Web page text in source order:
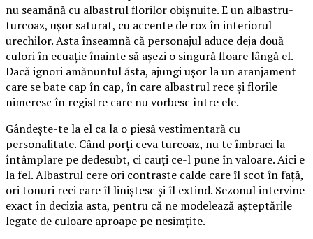
nu seamănă cu albastrul florilor obișnuite. E un albastru-
turcoaz, ușor saturat, cu accente de roz în interiorul
urechilor. Asta înseamnă că personajul aduce deja două
culori în ecuație înainte să așezi o singură floare lângă el.
Dacă ignori amănuntul ăsta, ajungi ușor la un aranjament
care se bate cap în cap, în care albastrul rece și florile
nimeresc în registre care nu vorbesc între ele.
Gândește-te la el ca la o piesă vestimentară cu
personalitate. Când porți ceva turcoaz, nu te îmbraci la
întâmplare pe dedesubt, ci cauți ce-l pune în valoare. Aici e
la fel. Albastrul cere ori contraste calde care îl scot în față,
ori tonuri reci care îl liniștesc și îl extind. Sezonul intervine
exact în decizia asta, pentru că ne modelează așteptările
legate de culoare aproape pe nesimțite.